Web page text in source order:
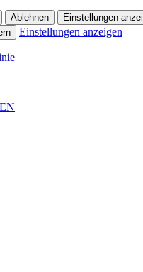
Ablehnen
Einstellungen
Einstellungen anzeigen